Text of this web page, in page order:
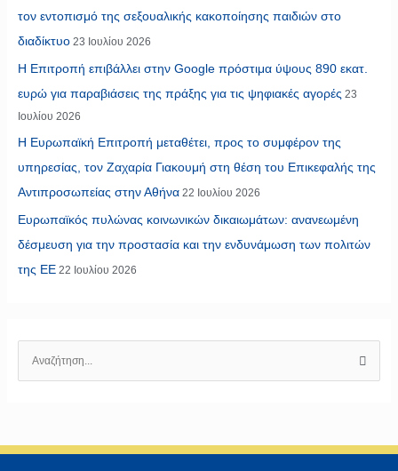
τον εντοπισμό της σεξουαλικής κακοποίησης παιδιών στο
διαδίκτυο 23 Ιουλίου 2026
Η Επιτροπή επιβάλλει στην Google πρόστιμα ύψους 890 εκατ.
ευρώ για παραβιάσεις της πράξης για τις ψηφιακές αγορές 23
Ιουλίου 2026
Η Ευρωπαϊκή Επιτροπή μεταθέτει, προς το συμφέρον της
υπηρεσίας, τον Ζαχαρία Γιακουμή στη θέση του Επικεφαλής της
Αντιπροσωπείας στην Αθήνα 22 Ιουλίου 2026
Ευρωπαϊκός πυλώνας κοινωνικών δικαιωμάτων: ανανεωμένη
δέσμευση για την προστασία και την ενδυνάμωση των πολιτών
της ΕΕ 22 Ιουλίου 2026